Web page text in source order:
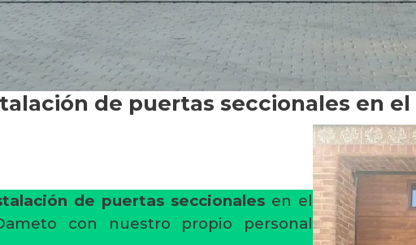
de puertas seccionales en
de puertas seccionales en el
con nuestro propio personal